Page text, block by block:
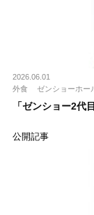
2026.06.01
外食
ゼンショーホー
「ゼンショー2代
公開記事